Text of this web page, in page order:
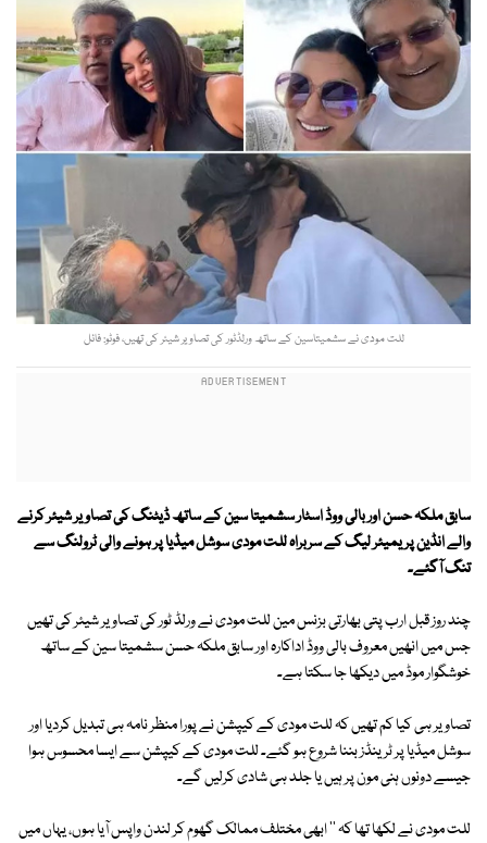
للت مودی نے سشمیتاسین کے ساتھ ورلڈٹور کی تصاویر شیئر کی تھیں، فوٹو: فائل
سابق ملکہ حسن اور بالی ووڈ اسٹار سشمیتا سین کے ساتھ ڈیٹنگ کی تصاویر شیئر کرنے
والے انڈین پریمیئر لیگ کے سربراہ للت مودی سوشل میڈیا پر ہونے والی ٹرولنگ سے
تنگ آگئے۔
چند روز قبل ارب پتی بھارتی بزنس مین للت مودی نے ورلڈ ٹور کی تصاویر شیئر کی تھیں
جس میں انھیں معروف بالی ووڈ اداکارہ اور سابق ملکہ حسن سشمیتا سین کے ساتھ
خوشگوار موڈ میں دیکھا جا سکتا ہے۔
تصاویر ہی کیا کم تھیں کہ للت مودی کے کیپشن نے پورا منظر نامہ ہی تبدیل کردیا اور
سوشل میڈیا پر ٹرینڈز بننا شروع ہو گئے۔ للت مودی کے کیپشن سے ایسا محسوس ہوا
جیسے دونوں ہنی مون پر ہیں یا جلد ہی شادی کرلیں گے۔
للت مودی نے لکھا تھا کہ '' ابھی مختلف ممالک گھوم کر لندن واپس آیا ہوں، یہاں میں